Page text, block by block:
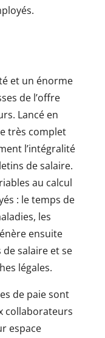
et un énorme
de l’offre
Lancé en
très complet
l’intégralité
de salaire.
au calcul
: le temps de
les
ensuite
salaire et se
légales.
de paie sont
collaborateurs
espace